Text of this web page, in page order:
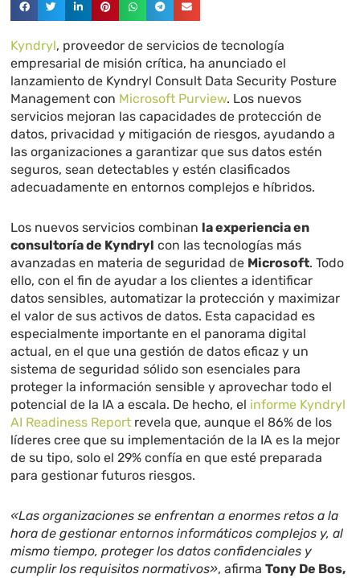
Kyndryl, proveedor de servicios de tecnología
empresarial de misión crítica, ha anunciado el
lanzamiento de Kyndryl Consult Data Security Posture
Management con Microsoft Purview. Los nuevos
servicios mejoran las capacidades de protección de
datos, privacidad y mitigación de riesgos, ayudando a
las organizaciones a garantizar que sus datos estén
seguros, sean detectables y estén clasificados
adecuadamente en entornos complejos e híbridos.
Los nuevos servicios combinan la experiencia en
consultoría de Kyndryl con las tecnologías más
avanzadas en materia de seguridad de Microsoft. Todo
ello, con el fin de ayudar a los clientes a identificar
datos sensibles, automatizar la protección y maximizar
el valor de sus activos de datos. Esta capacidad es
especialmente importante en el panorama digital
actual, en el que una gestión de datos eficaz y un
sistema de seguridad sólido son esenciales para
proteger la información sensible y aprovechar todo el
potencial de la IA a escala. De hecho, el informe Kyndryl
AI Readiness Report revela que, aunque el 86% de los
líderes cree que su implementación de la IA es la mejor
de su tipo, solo el 29% confía en que esté preparada
para gestionar futuros riesgos.
«Las organizaciones se enfrentan a enormes retos a la
hora de gestionar entornos informáticos complejos y, al
mismo tiempo, proteger los datos confidenciales y
cumplir los requisitos normativos», afirmaTony De Bos,